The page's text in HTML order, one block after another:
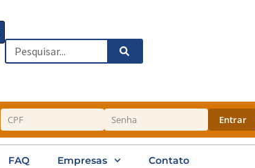
Search
Entrar
FAQ Empresas Contato